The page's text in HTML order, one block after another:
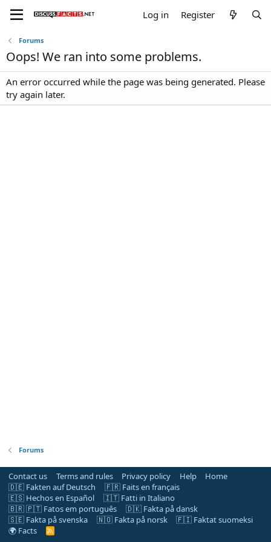
Log in Register
Forums
Oops! We ran into some problems.
An error occurred while the page was being generated. Please
try again later.
Forums
Contact us Terms and rules Privacy policy Help
Home
🇩🇪 Fakten auf Deutsch
🇫🇷 Faits en français
🇪🇸 Hechos en Español
🇮🇹 Fatti in Italiano
🇧🇷 🇵🇹 Fatos em português
🇩🇰 Fakta på dansk
🇸🇪 Fakta på svenska
🇳🇴 Fakta på norsk
🇫🇮 Faktat suomeksi
🌍 Facts
R